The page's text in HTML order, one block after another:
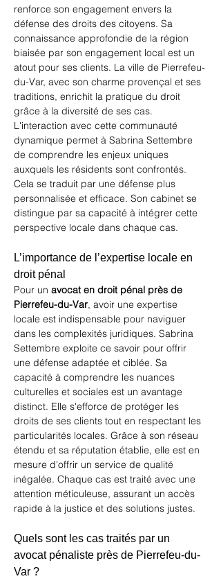
renforce son engagement envers la
défense des droits des citoyens. Sa
connaissance approfondie de la région
biaisée par son engagement local est un
atout pour ses clients. La ville de Pierrefeu-
du-Var, avec son charme provençal et ses
traditions, enrichit la pratique du droit
grâce à la diversité de ses cas.
L'interaction avec cette communauté
dynamique permet à Sabrina Settembre
de comprendre les enjeux uniques
auxquels les résidents sont confrontés.
Cela se traduit par une défense plus
personnalisée et efficace. Son cabinet se
distingue par sa capacité à intégrer cette
perspective locale dans chaque cas.
L’importance de l’expertise locale en
droit pénal
Pour un avocat en droit pénal près de
Pierrefeu-du-Var, avoir une expertise
locale est indispensable pour naviguer
dans les complexités juridiques. Sabrina
Settembre exploite ce savoir pour offrir
une défense adaptée et ciblée. Sa
capacité à comprendre les nuances
culturelles et sociales est un avantage
distinct. Elle s'efforce de protéger les
droits de ses clients tout en respectant les
particularités locales. Grâce à son réseau
étendu et sa réputation établie, elle est en
mesure d'offrir un service de qualité
inégalée. Chaque cas est traité avec une
attention méticuleuse, assurant un accès
rapide à la justice et des solutions justes.
Quels sont les cas traités par un
avocat pénaliste près de Pierrefeu-du-
Var ?